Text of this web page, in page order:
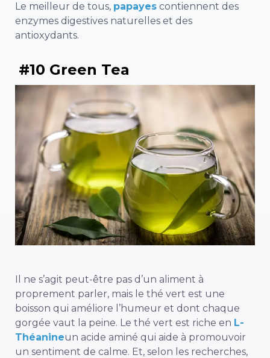
Le meilleur de tous, papayes contiennent des
enzymes digestives naturelles et des
antioxydants.
#10 Green Tea
Il ne s’agit peut-être pas d’un aliment à
proprement parler, mais le thé vert est une
boisson qui améliore l’humeur et dont chaque
gorgée vaut la peine. Le thé vert est riche en L-
Théanineun acide aminé qui aide à promouvoir
un sentiment de calme. Et, selon les recherches,